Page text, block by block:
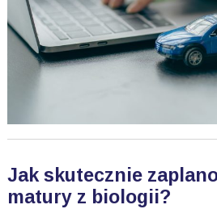
Jak skutecznie
matury z biologii?